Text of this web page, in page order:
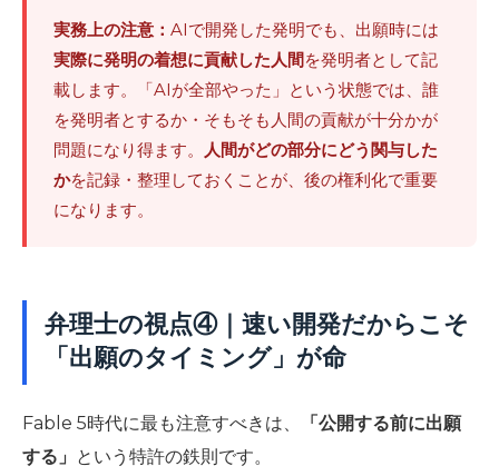
実務上の注意： AIで開発した発明でも、出願時には
実際に発明の着想に貢献した人間を発明者として記
載します。「AIが全部やった」という状態では、誰
を発明者とするか・そもそも人間の貢献が十分かが
問題になり得ます。
人間がどの部分にどう関与した
かを記録・整理しておくことが、後の権利化で重要
になります。
弁理士の視点④｜速い開発だからこそ
「出願のタイミング」が命
Fable 5時代に最も注意すべきは、
「公開する前に出願
する」 という特許の鉄則です。